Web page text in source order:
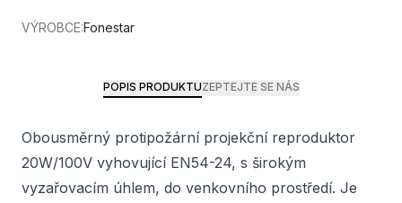
VÝROBCE:Fonestar
POPIS PRODUKTUZEPTEJTE SE NÁS
Obousměrný protipožární projekční reproduktor
20W/100V vyhovující EN54-24, s širokým
vyzařovacím úhlem, do venkovního prostředí. Je